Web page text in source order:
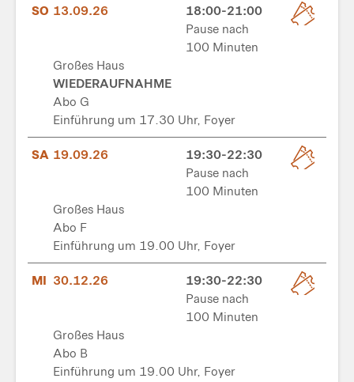
SO 13.09.26
18:00-21:00
Pause nach
100 Minuten
Großes Haus
WIEDERAUFNAHME
Abo G
Einführung um 17.30 Uhr, Foyer
SA 19.09.26
19:30-22:30
Pause nach
100 Minuten
Großes Haus
Abo F
Einführung um 19.00 Uhr, Foyer
MI 30.12.26
19:30-22:30
Pause nach
100 Minuten
Großes Haus
Abo B
Einführung um 19.00 Uhr, Foyer